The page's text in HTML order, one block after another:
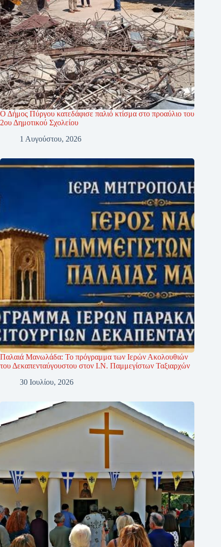
Ο Δήμος Πύργου κατεδάφισε παλιό κτίσμα στο προαύλιο του
2ου Δημοτικού Σχολείου
1 Αυγούστου, 2026
Παλαιά Μανωλάδα: Το πρόγραμμα των Ιερών Ακολουθιών
του Δεκαπενταύγουστου στον Ι.Ν. Παμμεγίστων Ταξιαρχών
30 Ιουλίου, 2026